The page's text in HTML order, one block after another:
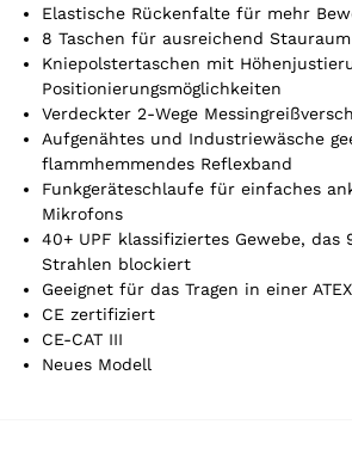
.
Y
o
i
s
0
,
Elastische Rückenfalte für mehr
8 Taschen für ausreichend Stauraum
Kniepolstertaschen mit
Positionierungsmöglichkeiten
Verdeckter 2-Wege
Aufgenähtes und Industriewäsche
flammhemmendes Reflexband
Funkgeräteschlaufe für einfaches
Mikrofons
40+ UPF klassifiziertes Gewebe, das
Strahlen blockiert
Geeignet für das Tragen in einer
CE zertifiziert
CE-CAT III
Neues Modell